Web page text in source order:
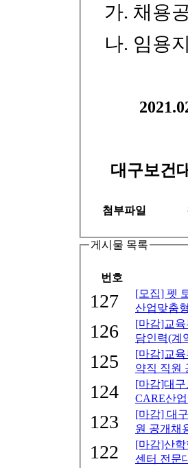
가. 채용
나. 임용
대구보건
첨부파일
게시물 목록
번호
127
[모집] 펫
산업맞춤
126
[마감]교
담인력(계
125
[마감]교
약직 직원
124
[마감]대
CARE산
123
[마감] 대
원 공개채
122
[마감]산
센터 전문